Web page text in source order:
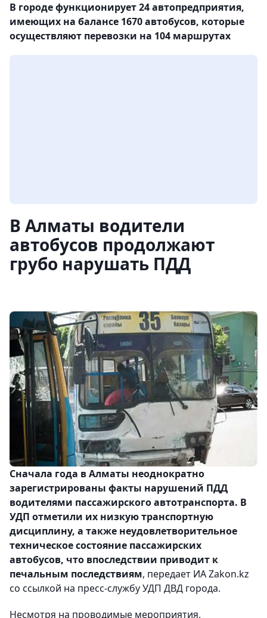
В городе функционирует 24 автопредприятия,
имеющих на балансе 1670 автобусов, которые
осуществляют перевозки на 104 маршрутах
В Алматы водители
автобусов продолжают
грубо нарушать ПДД
Сначала года в Алматы неоднократно
зарегистрированы факты нарушений ПДД
водителями пассажирского автотранспорта. В
УДП отметили их низкую транспортную
дисциплину, а также неудовлетворительное
техническое состояние пассажирских
автобусов, что впоследствии приводит к
печальным последствиям, передает ИА Zakon.kz
со ссылкой на пресс-службу УДП ДВД города.
Несмотря на проводимые мероприятия,